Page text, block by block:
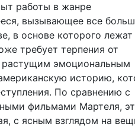
работы в жанре
вызывающее все
в основе которого лежат
требует терпения от
растущим эмоциональным
историю,
По сравнению с
фильмами Мартеля,
с ясным взглядом на